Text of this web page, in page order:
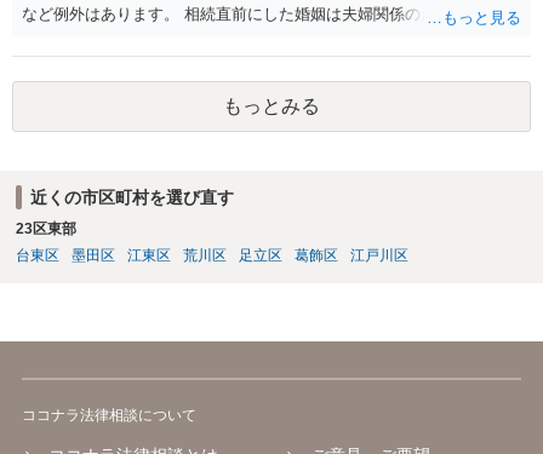
など例外はあります。 相続直前にした婚姻は夫婦関係の形成を目的と
わかりません、分かりやすく解説していただけませんでしょうか？ →
婚姻が成立するには二つの要素が必要と言われております。一つは届
出ですが、もう一つは双方の婚姻意思です。 婚姻意思は、夫婦として
相互に助け合いながら生活していく意思というとイメージしやすいか
めに配偶者という立場を得ることが主な目的となります。 したがっ
て、形式的に届出がなされたとしても、双方は夫婦生活を営む意思が
ないので、婚姻意思はありません。 よって、婚姻は婚姻意思の欠如に
もっとみる
近くの市区町村を選び直す
23区東部
台東区
墨田区 江東区 荒川区 足立区 葛飾区 江戸川区
ココナラ法律相談について